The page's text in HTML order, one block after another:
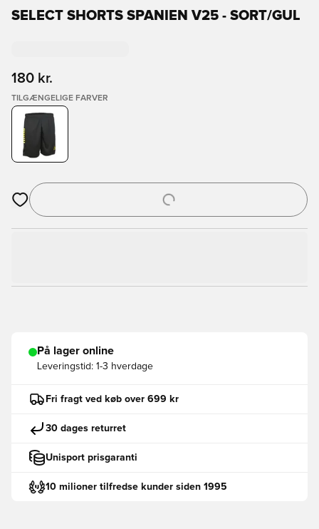
SELECT SHORTS SPANIEN V25 - SORT/GUL
180 kr.
TILGÆNGELIGE FARVER
Åbner en Modal til at logge ind eller tilmelde dig som medlem
På lager online
Leveringstid: 1-3 hverdage
Fri fragt ved køb over 699 kr
30 dages returret
Unisport prisgaranti
10 milioner tilfredse kunder siden 1995